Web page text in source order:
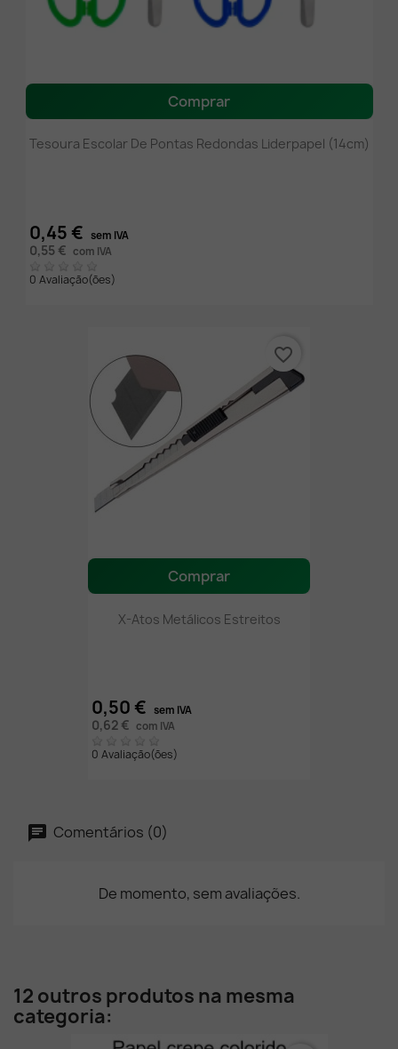
Comprar
Tesoura Escolar De Pontas Redondas Liderpapel (14cm)
0,45 € sem IVA
0,55 € com IVA
0 Avaliação(ões)
Comprar
X-Atos Metálicos Estreitos
0,50 € sem IVA
0,62 € com IVA
0 Avaliação(ões)
favorite_border
Comentários (0)
De momento, sem avaliações.
12 outros produtos na mesma
categoria: